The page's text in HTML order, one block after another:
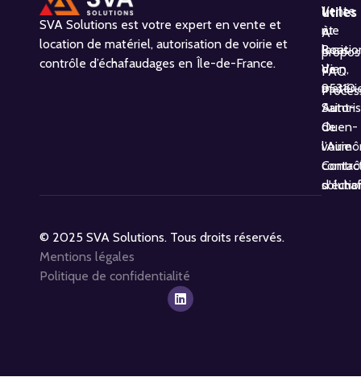
SVA Solutions est votre expert en vente et
location de matériel, autorisation de voirie et
contrôle d’échafaudages en Île-de-France.
Vente
et
de
de
voirie
utiles
À
propos
FAQ
1
rue
Boris
Vian,
95310
Saint-
Ouen-
© 2025 SVA Solutions. Tous droits réservés.
Mentions légales
Politique de confidentialité